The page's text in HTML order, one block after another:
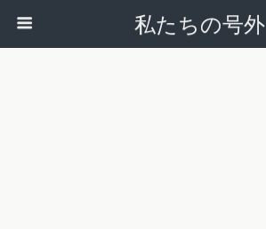
私たちの号外